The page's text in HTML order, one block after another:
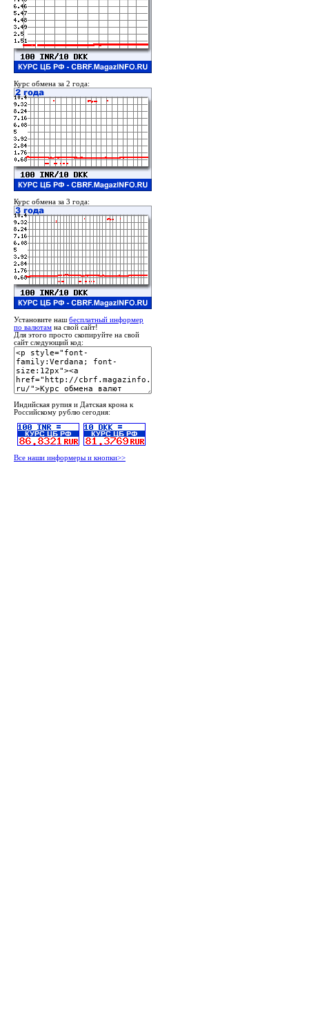
Курс обмена за 2 года:
Курс обмена за 3 года:
Установите наш бесплатный информер
по валютам на свой сайт!
Для этого просто скопируйте на свой
сайт следующий код:
Индийская рупия и Датская крона к
Российскому рублю сегодня:
Все наши информеры и кнопки>>